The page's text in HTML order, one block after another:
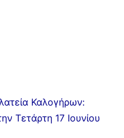
Καλογήρων:
Τετάρτη 17 Ιουνίου